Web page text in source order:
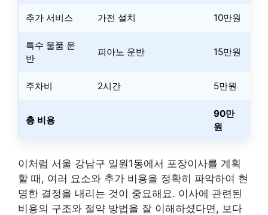
추가 서비스 가전 설치 10만원
특수 물품 운
반
피아노 운반 15만원
주차비 2시간 5만원
총 비용
90만
원
이처럼 서울 강남구 일원1동에서 포장이사를 계획
할 때, 여러 요소와 추가 비용을 정확히 파악하여 현
명한 결정을 내리는 것이 중요해요. 이사에 관련된
비용의 구조와 절약 방법을 잘 이해하셨다면, 보다